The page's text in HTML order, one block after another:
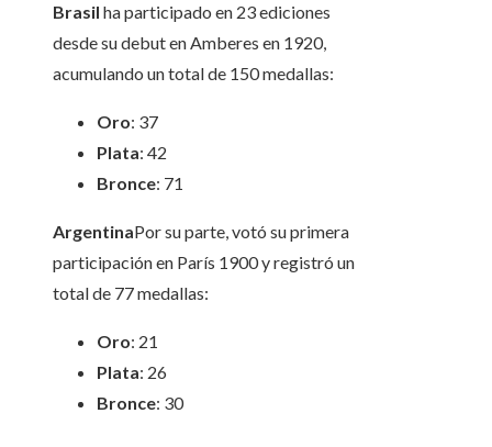
Brasil ha participado en 23 ediciones
desde su debut en Amberes en 1920,
acumulando un total de 150 medallas:
Oro: 37
Plata: 42
Bronce: 71
ArgentinaPor su parte, votó su primera
participación en París 1900 y registró un
total de 77 medallas:
Oro: 21
Plata: 26
Bronce: 30